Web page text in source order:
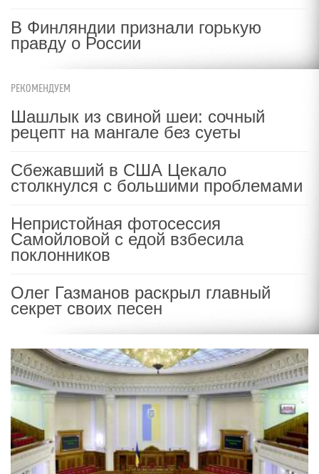
В Финляндии признали горькую
правду о России
РЕКОМЕНДУЕМ
Шашлык из свиной шеи: сочный
рецепт на мангале без суеты
Сбежавший в США Цекало
столкнулся с большими проблемами
Непристойная фотосессия
Самойловой с едой взбесила
поклонников
Олег Газманов раскрыл главный
секрет своих песен